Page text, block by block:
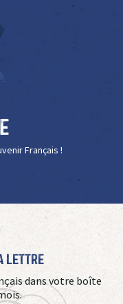
Français !
Lettre
dans votre boîte